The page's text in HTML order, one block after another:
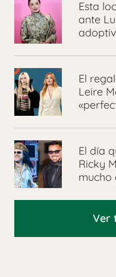
Esta
ante
El
Leire
El día
Ricky
mucho
Ver